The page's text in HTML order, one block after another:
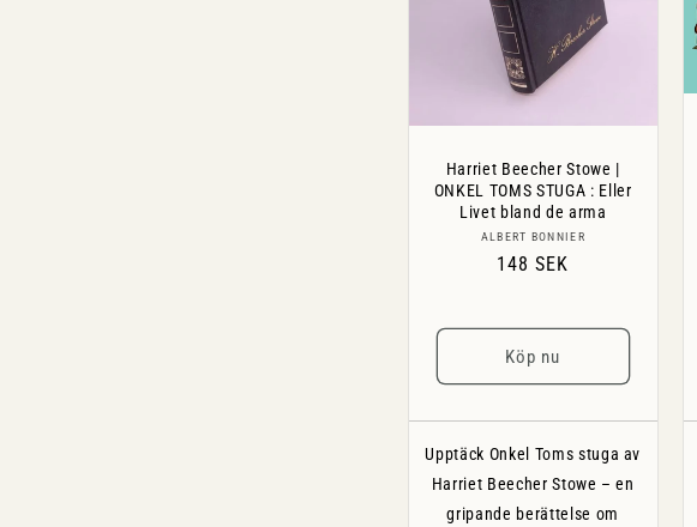
Harriet Beecher Stowe |
ONKEL TOMS STUGA : Eller
Livet bland de arma
Säljare:
ALBERT BONNIER
Ordinarie
148 SEK
Köp nu
Upptäck Onkel Toms stuga av
Harriet Beecher Stowe – en
gripande berättelse om